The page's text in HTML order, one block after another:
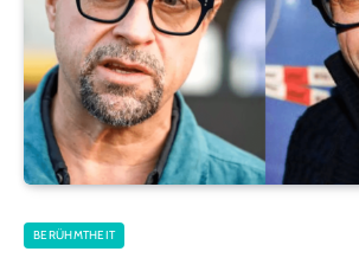
BERÜHMTHEIT